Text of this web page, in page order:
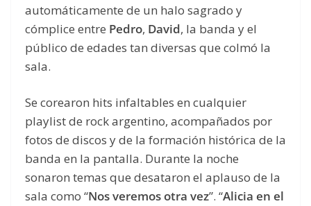
automáticamente de un halo sagrado y
cómplice entre Pedro, David, la banda y el
público de edades tan diversas que colmó la
sala.
Se corearon hits infaltables en cualquier
playlist de rock argentino, acompañados por
fotos de discos y de la formación histórica de la
banda en la pantalla. Durante la noche
sonaron temas que desataron el aplauso de la
sala como “Nos veremos otra vez”. “Alicia en el